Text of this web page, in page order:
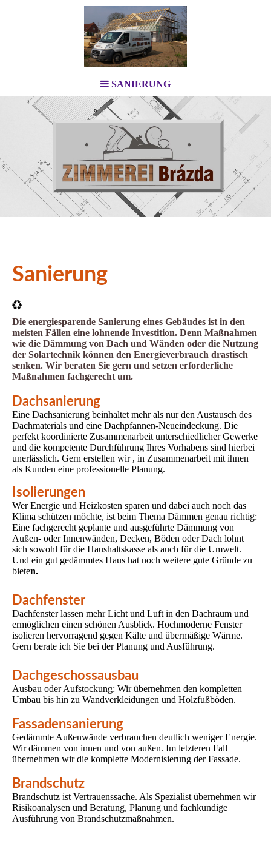
SANIERUNG
Sanierung
Die energiesparende Sanierung eines Gebäudes ist in den
meisten Fällen eine lohnende Investition. Denn Maßnahmen
wie die Dämmung von Dach und Wänden oder die Nutzung
der Solartechnik können den Energieverbrauch drastisch
senken. Wir beraten Sie gern und setzen erforderliche
Maßnahmen fachgerecht um.
Dachsanierung
Eine Dachsanierung beinhaltet mehr als nur den Austausch des
Dachmaterials und eine Dachpfannen-Neueindeckung. Die
perfekt koordinierte Zusammenarbeit unterschiedlicher Gewerke
und die kompetente Durchführung Ihres Vorhabens sind hierbei
unerlässlich. Gern erstellen wir , in Zusammenarbeit mit ihnen
als Kunden eine professionelle Planung.
Isolierungen
Wer Energie und Heizkosten sparen und dabei auch noch das
Klima schützen möchte, ist beim Thema Dämmen genau richtig:
Eine fachgerecht geplante und ausgeführte Dämmung von
Außen- oder Innenwänden, Decken, Böden oder Dach lohnt
sich sowohl für die Haushaltskasse als auch für die Umwelt.
Und ein gut gedämmtes Haus hat noch weitere gute Gründe zu
bieten.
Dachfenster
Dachfenster lassen mehr Licht und Luft in den Dachraum und
ermöglichen einen schönen Ausblick. Hochmoderne Fenster
isolieren hervorragend gegen Kälte und übermäßige Wärme.
Gern berate ich Sie bei der Planung und Ausführung.
Dachgeschossausbau
Ausbau oder Aufstockung: Wir übernehmen den kompletten
Umbau bis hin zu Wandverkleidungen und Holzfußböden.
Fassadensanierung
Gedämmte Außenwände verbrauchen deutlich weniger Energie.
Wir dämmen von innen und von außen. Im letzteren Fall
übernehmen wir die komplette Modernisierung der Fassade.
Brandschutz
Brandschutz ist Vertrauenssache. Als Spezialist übernehmen wir
Risikoanalysen und Beratung, Planung und fachkundige
Ausführung von Brandschutzmaßnahmen.